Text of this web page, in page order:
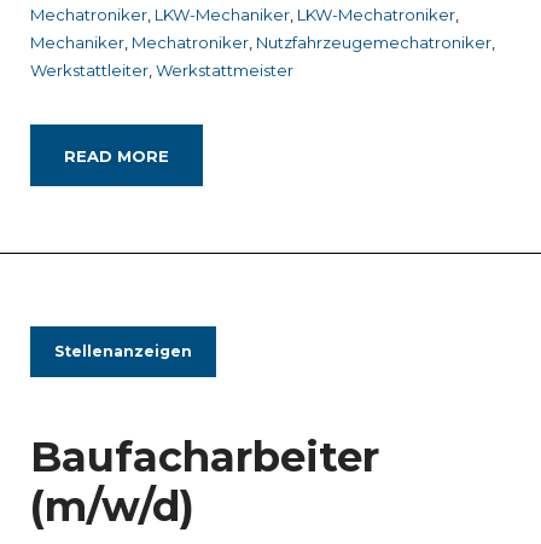
Mechatroniker LKW-Mechaniker LKW-Mechatroniker
Mechaniker Mechatroniker Nutzfahrzeugemechatroniker
Werkstattleiter Werkstattmeister
READ MORE
Stellenanzeigen
Baufacharbeiter
(m/w/d)